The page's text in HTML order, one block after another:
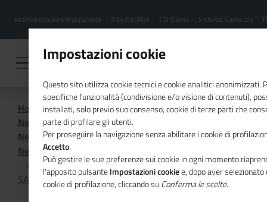
contenuto
Menu
hamburgher
Amministrazione trasparente Albo fornitori Chi Siamo Sistema Camerale
Home
Sistema Camerale
News dal sistema camerale
News dal sistema camerale - Archivio 2022
News dal sistema camerale - Archivio novembre 2022
SASSARI - Nuove competenze per nuove professioni
Impostazioni cookie
Questo sito utilizza cookie tecnici e cookie analitici anonimizzati.
specifiche funzionalità (condivisione e/o visione di contenuti),
installati, solo previo suo consenso, cookie di terze parti che
parte di profilare gli utenti.
Per proseguire la navigazione senza abilitare i cookie di
Accetto.
Può gestire le sue preferenze sui cookie in ogni momento
l'apposito pulsanteImpostazioni cookiee, dopo aver
cookie di profilazione, cliccando suConferma le scelte.